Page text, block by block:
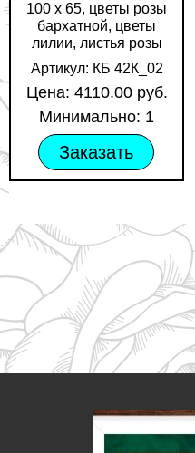
100 х 65, цветы розы
бархатной, цветы
лилии, листья розы
Артикул: КБ 42К_02
Цена: 4110.00 руб.
Минимально: 1
Заказать